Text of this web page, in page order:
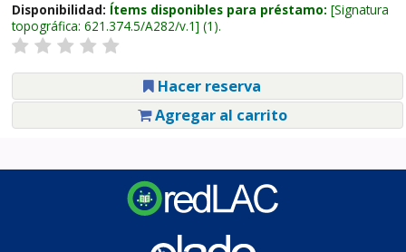
Disponibilidad: Ítems disponibles para préstamo: Signatura
topográfica: 621.374.5/A282/v.1 (1).
Hacer reserva
Agregar al carrito